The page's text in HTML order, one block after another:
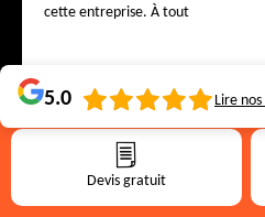
Devis gratuit
cette entreprise. À tout
Anne-Laure Buisson
5.0 Lire nos